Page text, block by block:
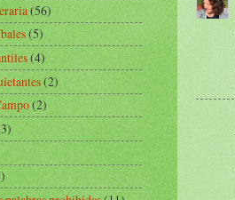
(56)
(5)
(4)
(2)
(2)